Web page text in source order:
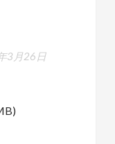
3月26日